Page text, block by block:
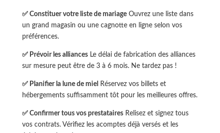
✅ Constituer votre liste de mariageOuvrez une liste dans
un grand magasin ou une cagnotte en ligne selon vos
préférences.
✅ Prévoir les alliancesLe délai de fabrication des alliances
sur mesure peut être de 3 à 6 mois. Ne tardez pas !
✅ Planifier la lune de miel
Réservez vos billets et
hébergements suffisamment tôt pour les meilleures offres.
✅ Confirmer tous vos prestatairesRelisez et signez tous
vos contrats. Vérifiez les acomptes déjà versés et les